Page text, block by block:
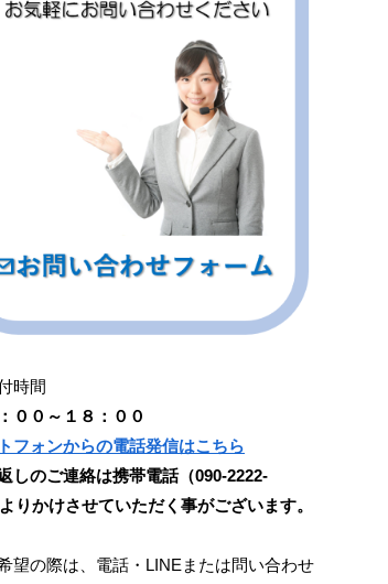
時間
００～１８：００
フォンからの電話発信はこちら
しのご連絡は携帯電話（090-2222-
りかけさせていただく事がございます。
望の際は、電話・LINEまたは問い合わせ